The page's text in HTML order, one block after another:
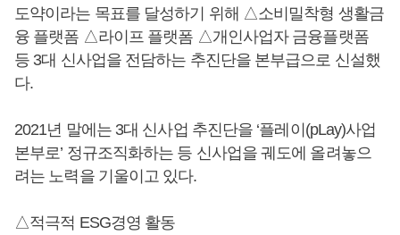
도약이라는 목표를 달성하기 위해 △소비밀착형 생활금
융 플랫폼 △라이프 플랫폼 △개인사업자 금융플랫폼
등 3대 신사업을 전담하는 추진단을 본부급으로 신설했
다.
2021년 말에는 3대 신사업 추진단을 ‘플레이(pLay)사업
본부로’ 정규조직화하는 등 신사업을 궤도에 올려놓으
려는 노력을 기울이고 있다.
△적극적 ESG경영 활동